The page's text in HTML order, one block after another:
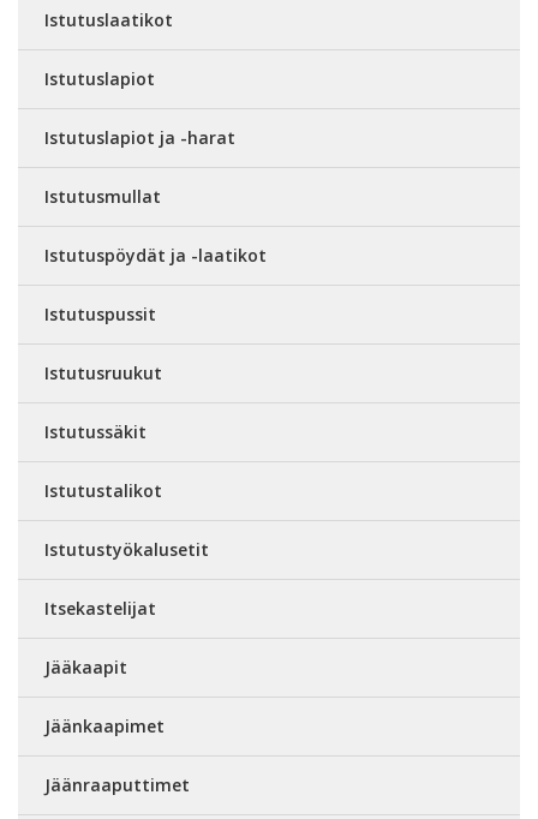
Istutuslaatikot
Istutuslapiot
Istutuslapiot ja -harat
Istutusmullat
Istutuspöydät ja -laatikot
Istutuspussit
Istutusruukut
Istutussäkit
Istutustalikot
Istutustyökalusetit
Itsekastelijat
Jääkaapit
Jäänkaapimet
Jäänraaputtimet